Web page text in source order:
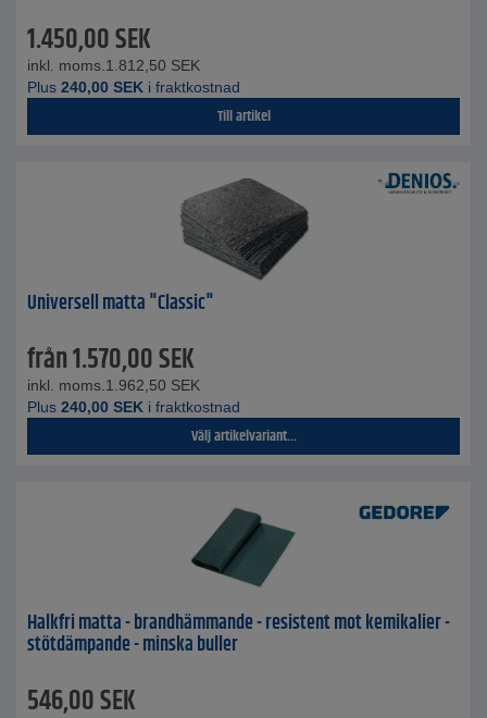
1.450,00SEK
inkl. moms. 1.812,50 SEK
Plus 240,00 SEK i fraktkostnad
Till artikel
Universell matta "Classic"
från1.570,00SEK
inkl. moms. 1.962,50 SEK
Plus 240,00 SEK i fraktkostnad
Välj artikelvariant...
Halkfri matta - brandhämmande - resistent mot kemikalier -
stötdämpande - minska buller
546,00SEK